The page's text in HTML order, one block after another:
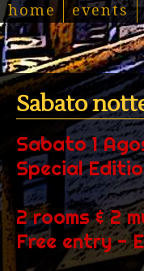
home events
Sabato
Sabato 1
Special
2 rooms & 2
Free entry -